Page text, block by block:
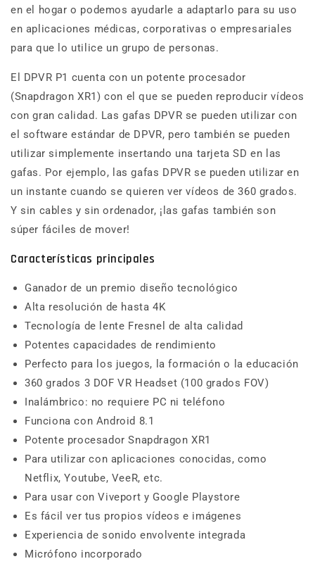
en el hogar o podemos ayudarle a adaptarlo para su uso
en aplicaciones médicas, corporativas o empresariales
para que lo utilice un grupo de personas.
El DPVR P1 cuenta con un potente procesador
(Snapdragon XR1) con el que se pueden reproducir vídeos
con gran calidad. Las gafas DPVR se pueden utilizar con
el software estándar de DPVR, pero también se pueden
utilizar simplemente insertando una tarjeta SD en las
gafas. Por ejemplo, las gafas DPVR se pueden utilizar en
un instante cuando se quieren ver vídeos de 360 grados.
Y sin cables y sin ordenador, ¡las gafas también son
súper fáciles de mover!
Características principales
Ganador de un premio diseño tecnológico
Alta resolución de hasta 4K
Tecnología de lente Fresnel de alta calidad
Potentes capacidades de rendimiento
Perfecto para los juegos, la formación o la educación
360 grados 3 DOF VR Headset (100 grados FOV)
Inalámbrico: no requiere PC ni teléfono
Funciona con Android 8.1
Potente procesador Snapdragon XR1
Para utilizar con aplicaciones conocidas, como
Netflix, Youtube, VeeR, etc.
Para usar con Viveport y Google Playstore
Es fácil ver tus propios vídeos e imágenes
Experiencia de sonido envolvente integrada
Micrófono incorporado